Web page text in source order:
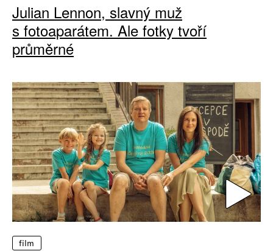
Julian Lennon, slavný muž
s fotoaparátem. Ale fotky tvoří
průměrné
film